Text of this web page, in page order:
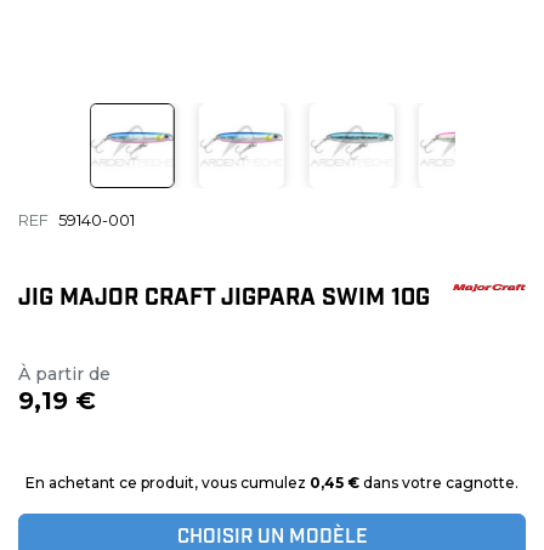
REF 59140-001
JIG MAJOR CRAFT JIGPARA SWIM 10G
À partir de
9,19 €
En achetant ce produit, vous cumulez 0,45 € dans votre cagnotte.
CHOISIR UN MODÈLE